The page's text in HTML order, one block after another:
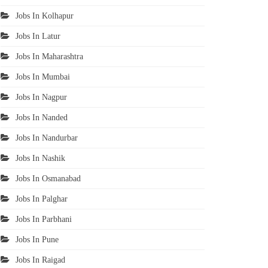
Jobs In Kolhapur
Jobs In Latur
Jobs In Maharashtra
Jobs In Mumbai
Jobs In Nagpur
Jobs In Nanded
Jobs In Nandurbar
Jobs In Nashik
Jobs In Osmanabad
Jobs In Palghar
Jobs In Parbhani
Jobs In Pune
Jobs In Raigad